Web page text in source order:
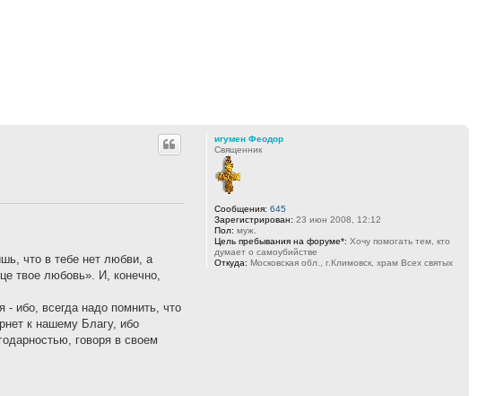
игумен Феодор
Священник
Сообщения: 645
Зарегистрирован: 23 июн 2008, 12:12
Пол: муж.
Цель пребывания на форуме*: Хочу помогать тем, кто
думает о самоубийстве
Откуда: Московская обл., г.Климовск, храм Всех святых
что в тебе нет любви, а
твое любовь». И, конечно,
- ибо, всегда надо помнить, что
к нашему Благу, ибо
говоря в своем